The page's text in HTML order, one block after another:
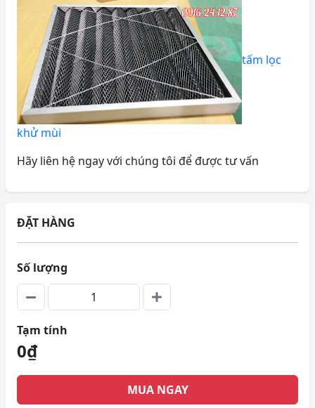
tấm lọc
khử mùi
Hãy liên hệ ngay với chúng tôi để được tư vấn
ĐẶT HÀNG
Số lượng
Tạm tính
0₫
MUA NGAY